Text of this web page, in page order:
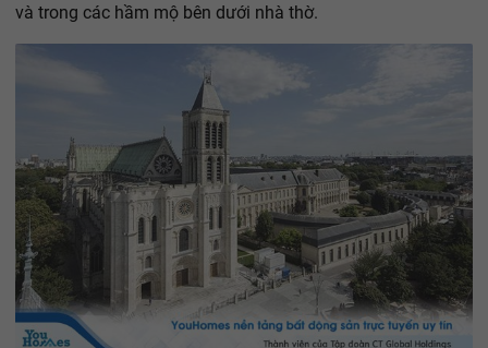
và trong các hầm mộ bên dưới nhà thờ.